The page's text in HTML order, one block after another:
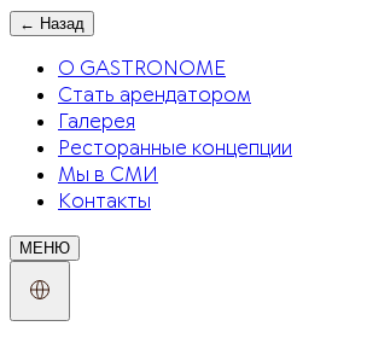
← Назад
О GASTRONOME
Стать арендатором
Галерея
Ресторанные концепции
Мы в СМИ
Контакты
МЕНЮ